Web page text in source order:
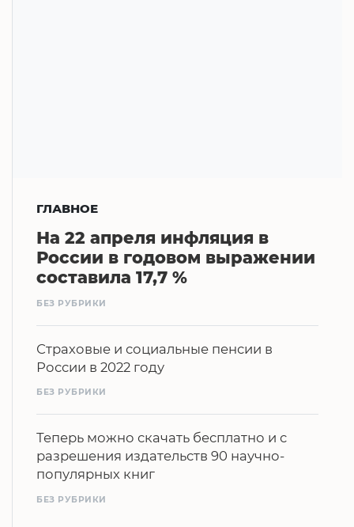
ГЛАВНОЕ
На 22 апреля инфляция в
России в годовом выражении
составила 17,7 %
БЕЗ РУБРИКИ
Страховые и социальные пенсии в
России в 2022 году
БЕЗ РУБРИКИ
Теперь можно скачать бесплатно и с
разрешения издательств 90 научно-
популярных книг
БЕЗ РУБРИКИ